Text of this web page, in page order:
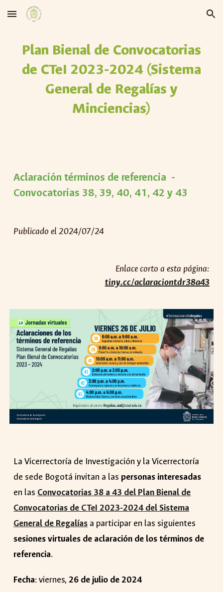
Skip to main content Skip to navigation
Plan Bienal de Convocatorias
de CTeI 2023-2024 (Sistema
General de Regalías y
Minciencias)
Aclaración términos de referencia -
Convocatorias 38, 39, 40, 41, 42 y 43
Publicado el 2024/07/24
Enlace corto a esta página:
tiny.cc/aclaraciontdr38a43
La Vicerrectoría de Investigación y la Vicerrectoría
de sede Bogotá invitan a las personas interesadas
en las Convocatorias 38 a 43 del Plan Bienal de
Convocatorias de CTeI 2023-2024 del Sistema
General de Regalías a participar en las siguientes
sesiones virtuales de aclaración de los términos de
referencia.
Fecha: viernes, 26 de julio de 2024